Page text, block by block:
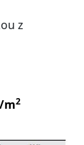
z
m2